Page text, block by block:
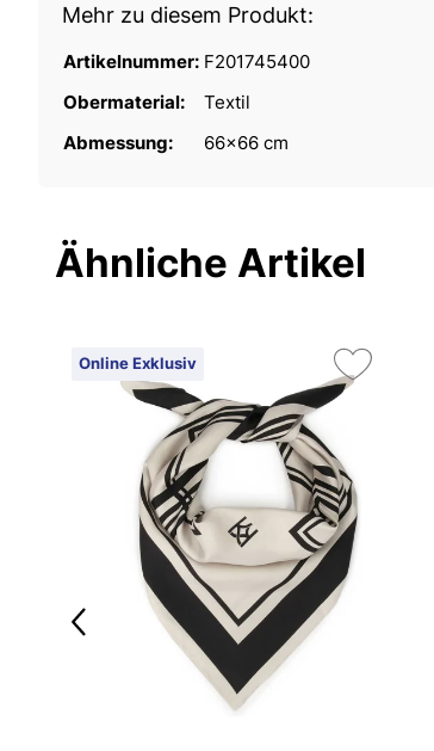
Mehr zu diesem Produkt:
Artikelnummer: F201745400
Obermaterial:
Textil
Abmessung:
66x66 cm
Ähnliche Artikel
Online Exklusiv